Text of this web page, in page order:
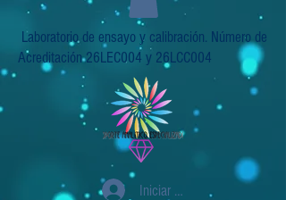
Laboratorio de ensayo y calibración. Número de
Acreditación 26LEC004 y 26LCC004
Iniciar sesión